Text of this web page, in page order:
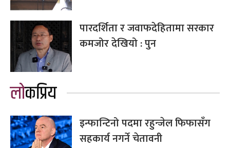
पारदर्शिता र जवाफदेहितामा सरकार
कमजोर देखियो : पुन
लोकप्रिय
इन्फान्टिनो पदमा रहुन्जेल फिफासँग
सहकार्य नगर्ने चेतावनी